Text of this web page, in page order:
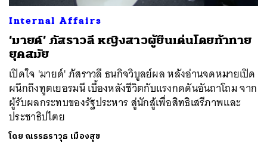
Internal Affairs
‘มายด์’​ ภัสราวลี หญิงสาวผู้ยืนเด่นโดยท้าทาย
ยุคสมัย
เปิดใจ 'มายด์'​ ภัสราวลี ธนกิจวิบูลย์ผล หลังอ่านจดหมายเปิด
ผนึกถึงทูตเยอรมนี เบื้องหลังชีวิตกับแรงกดดันอันถาโถม จาก
ผู้รับผลกระทบของรัฐประหาร สู่นักสู้เพื่อสิทธิเสรีภาพและ
ประชาธิปไตย
โดย ณรรธราวุธ เมืองสุข